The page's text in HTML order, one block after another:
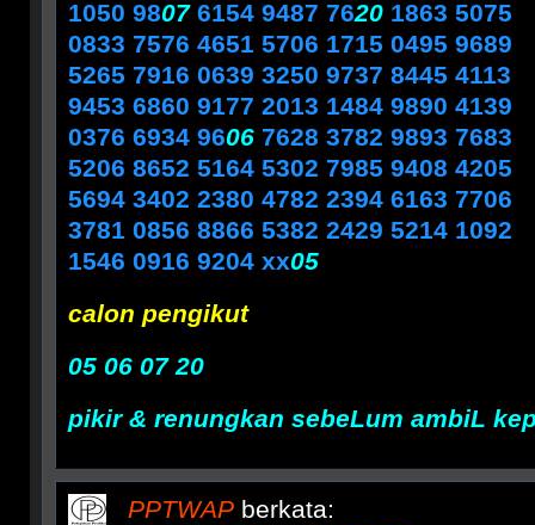
1050 98076154 9487 7620 1863 5075
0833 7576 4651 5706 1715 0495 9689
5265 7916 0639 3250 9737 8445 4113
9453 6860 9177 2013 1484 9890 4139
0376 6934 9606 7628 3782 9893 7683
5206 8652 5164 5302 7985 9408 4205
5694 3402 2380 4782 2394 6163 7706
3781 0856 8866 5382 2429 5214 1092
1546 0916 9204 xx05
calon pengikut
05 06 07 20
pikir & renungkan sebeLum ambiL
PPTWAP berkata: